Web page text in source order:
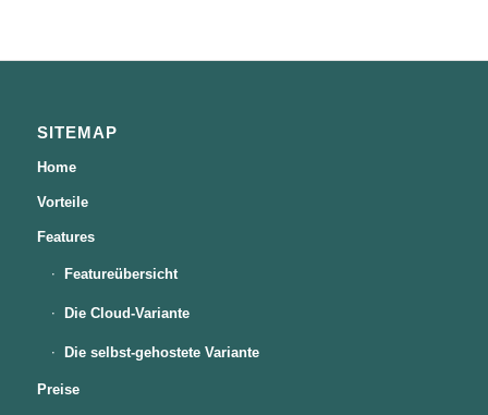
SITEMAP
Home
Vorteile
Features
Featureübersicht
Die Cloud-Variante
Die selbst-gehostete Variante
Preise